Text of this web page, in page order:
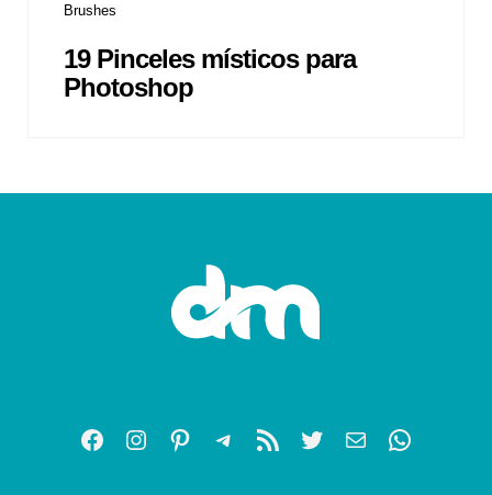
Brushes
19 Pinceles místicos para
Photoshop